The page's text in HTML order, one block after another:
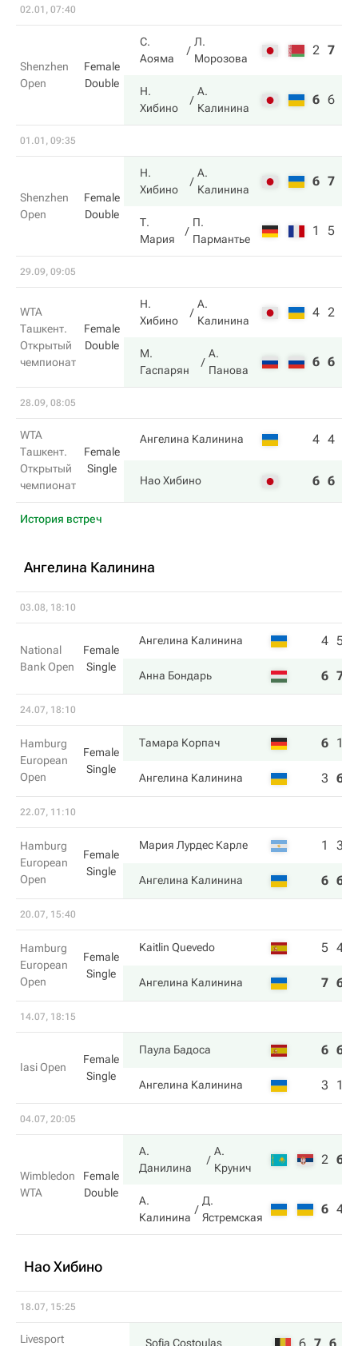
02.01, 07:40
Shenzhen
Open
Female
Double
С.
Аояма
Л.
Морозова
2 7
Н.
Хибино
А.
Калинина
6 6
01.01, 09:35
Shenzhen
Open
Female
Double
Н.
Хибино
А.
Калинина
6 7
Т.
Мария
П.
Пармантье
1 5
29.09, 09:05
WTA
Ташкент.
Открытый
чемпионат
Female
Double
Н.
Хибино
А.
Калинина
4 2
М.
Гаспарян
А.
Панова
6 6
28.09, 08:05
WTA
Ташкент.
Открытый
чемпионат
Female
Single
Ангелина Калинина 4 4
Нао Хибино 6 6
История встреч
Ангелина Калинина
03.08, 18:10
National
Bank Open
Female
Single
Ангелина Калинина 4 5
Анна Бондарь 6 7
24.07, 18:10
Hamburg
European
Open
Female
Single
Тамара Корпач 6 1
Ангелина Калинина 3 6
22.07, 11:10
Hamburg
European
Open
Female
Single
Мария Лурдес Карле 1 3
Ангелина Калинина 6 6
20.07, 15:40
Hamburg
European
Open
Female
Single
Kaitlin Quevedo 5 4
Ангелина Калинина 7 6
14.07, 18:15
Iasi Open
Female
Single
Паула Бадоса 6 6
Ангелина Калинина 3 1
04.07, 20:05
Wimbledon
WTA
Female
Double
А.
Данилина
А.
Крунич
2 6
А.
Калинина
Д.
Ястремская
6 4
Нао Хибино
18.07, 15:25
Livesport Sofia Costoulas